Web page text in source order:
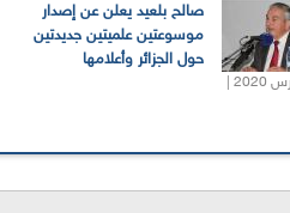
صالح بلعيد يعلن عن إصدار
موسوعتين علميتين جديدتين
حول الجزائر وأعلامها